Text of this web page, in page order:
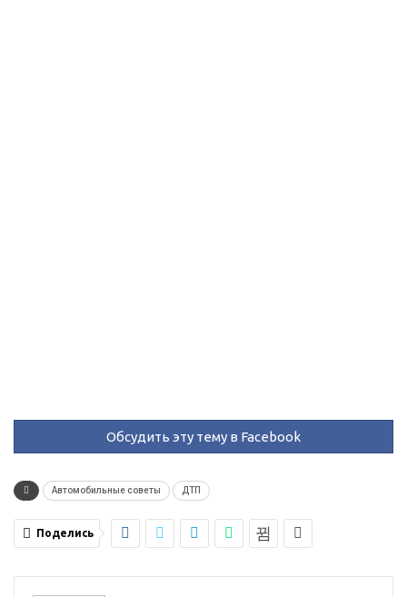
Обсудить эту тему в Facebook
Автомобильные советы ДТП
Поделись